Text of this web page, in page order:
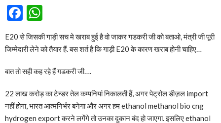
Facebook
E20 से जिसकी गाड़ी सच मे खराब हुई है वो जाकर गडकरी जी को बताओ, मंत्री जी पूरी
जिम्मेदारी लेने को तैयार हैं. बस शर्त है कि गाड़ी E20 के कारण खराब होनी चाहिए…
बात तो सही कह रहे हैं गडकरी जी….
22 लाख करोड़ का टेन्डर तेल कम्पनियां निकालती हैं, अगर पेट्रोल डीज़ल import
नहीं होगा, भारत आत्मनिर्भर बनेगा और अगर हम ethanol methanol bio cng
hydrogen export करने लगेंगे तो उनका दुकान बंद हो जाएगा. इसलिए ethanol